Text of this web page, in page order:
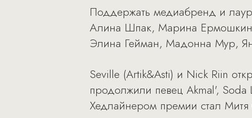
Поддержать медиабренд и
Алина Шпак, Марина
Элина Гейман, Мадонна Мур,
Seville (Artik&Asti) и Nick Riin
продолжили певец Akmal', Soda
Хедлайнером премии стал